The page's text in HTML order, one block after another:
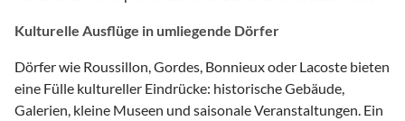
Kulturelle Ausflüge in umliegende Dörfer
Dörfer wie Roussillon, Gordes, Bonnieux oder Lacoste bieten
eine Fülle kultureller Eindrücke: historische Gebäude,
Galerien, kleine Museen und saisonale Veranstaltungen. Ein